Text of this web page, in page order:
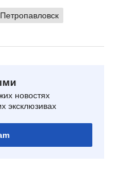
Петропавловск
новостях
эксклюзивах